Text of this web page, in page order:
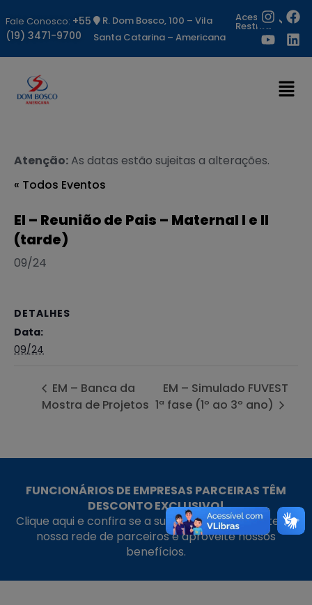
Fale Conosco: +55
(19) 3471-9700
R. Dom Bosco, 100 – Vila
Santa Catarina – Americana
Acesso
Restrito
Atenção:As datas estão sujeitas a alterações.
« Todos Eventos
EI – Reunião de Pais – Maternal I e II
(tarde)
09/24
DETALHES
Data:
09/24
EM – Banca da
Mostra de Projetos
EM – Simulado FUVEST
1ª fase (1º ao 3º ano)
FUNCIONÁRIOS DE EMPRESAS PARCEIRAS TÊM
DESCONTO EXCLUSIVO!
Clique aqui e confira se a sua empresa faz parte da
nossa rede de parceiros e aproveite nossos
benefícios.